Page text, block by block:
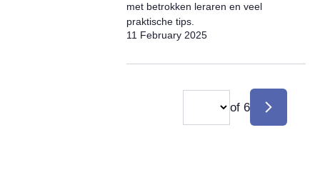
met betrokken leraren en veel
praktische tips.
11 February 2025
of 6
Next